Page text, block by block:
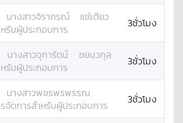
นางสาวจิราภรณ์
แซ่เตียว
รับผู้ประกอบการ 3ชั่วโมง
นางสาวจุฑารัตน์
ชยนวกุล
รับผู้ประกอบการ 3ชั่วโมง
นางสาวพชรพรพรรณ
จัดการสำหรับผู้ประกอบการ 3ชั่วโมง